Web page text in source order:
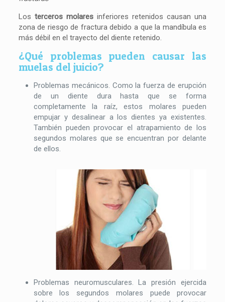
Los terceros molaresinferiores retenidos causan una
zona de riesgo de fractura debido a que la mandíbula es
más débil en el trayecto del diente retenido.
¿Qué problemas pueden causar las
muelas del juicio?
Problemas mecánicos. Como la fuerza de erupción
de un diente dura hasta que se forma
completamente la raíz, estos molares pueden
empujar y desalinear a los dientes ya existentes.
También pueden provocar el atrapamiento de los
segundos molares que se encuentran por delante
de ellos.
Problemas neuromusculares. La presión ejercida
sobre los segundos molares puede provocar